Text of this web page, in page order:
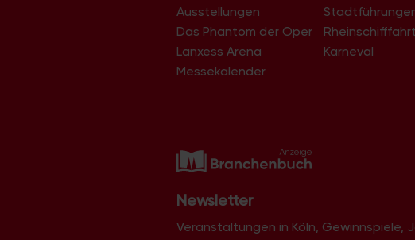
Ausstellungen
Das Phantom der Oper
Lanxess Arena
Messekalender
Rheinschifffahrt
Karneval
Newsletter
Veranstaltungen in Köln, Gewinnspiele,